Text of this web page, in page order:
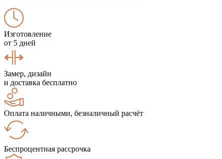
Изготовление
от 5 дней
Замер, дизайн
и доставка бесплатно
Оплата наличными, безналичный расчёт
Беспроцентная рассрочка